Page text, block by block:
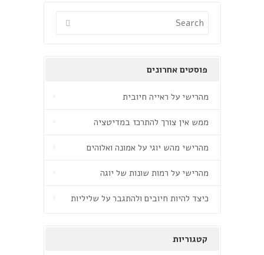
פוסטים אחרונים
מהרישי על ראייה חיובית
ממש אין צורך להתרכז במדיטציה
מהרישי מהש יוגי על אמונה ואלוהים
מהרישי על רמות שונות של יוגה
כיצד להיות חיובים ולהתגבר על שליליות
קטגוריות